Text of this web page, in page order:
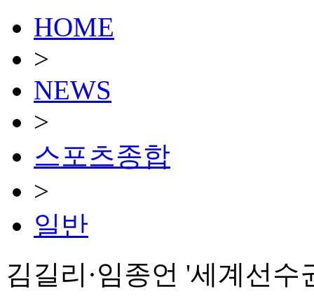
HOME
>
NEWS
>
스포츠종합
>
일반
김길리·임종언 '세계선